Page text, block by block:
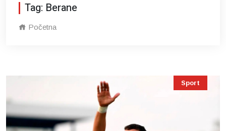
Tag: Berane
Početna
Sport